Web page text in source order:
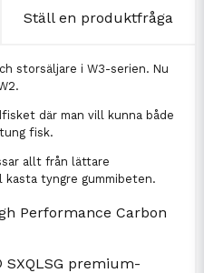
Ställ en produktfråga
storsäljare i W3-serien. Nu
där man vill kunna både
fisk.
allt från lättare
tyngre gummibeten.
Performance Carbon
premium-